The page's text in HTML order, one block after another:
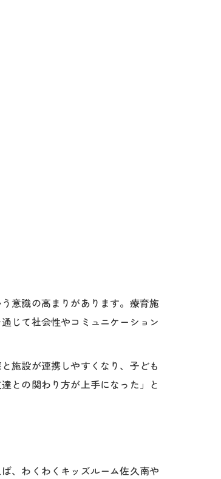
意識の高まりがあります。療育施
じて社会性やコミュニケーション
施設が連携しやすくなり、子ども
との関わり方が上手になった」と
、わくわくキッズルーム佐久南や